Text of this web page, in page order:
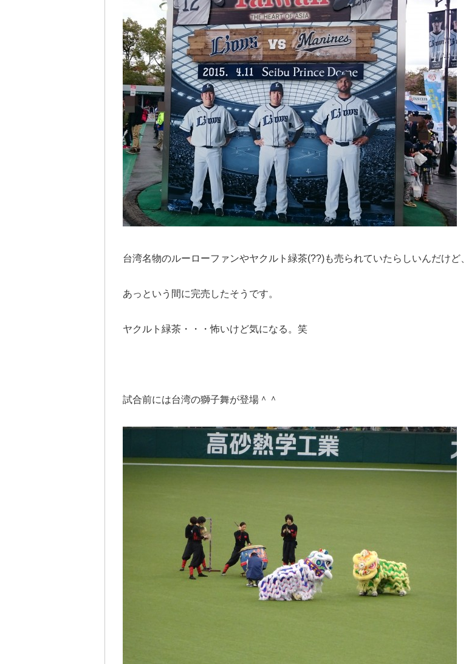
台湾名物のルーローファンやヤクルト緑茶(??)も売られていたらしいんだけど、
あっという間に完売したそうです。
ヤクルト緑茶・・・怖いけど気になる。笑
試合前には台湾の獅子舞が登場＾＾